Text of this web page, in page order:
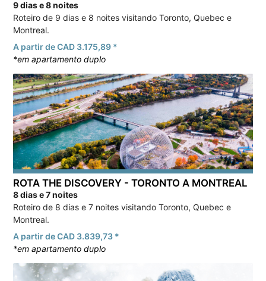
9 dias e 8 noites
Roteiro de 9 dias e 8 noites visitando Toronto, Quebec e
Montreal.
A partir de CAD 3.175,89 *
*em apartamento duplo
ROTA THE DISCOVERY - TORONTO A MONTREAL
8 dias e 7 noites
Roteiro de 8 dias e 7 noites visitando Toronto, Quebec e
Montreal.
A partir de CAD 3.839,73 *
*em apartamento duplo